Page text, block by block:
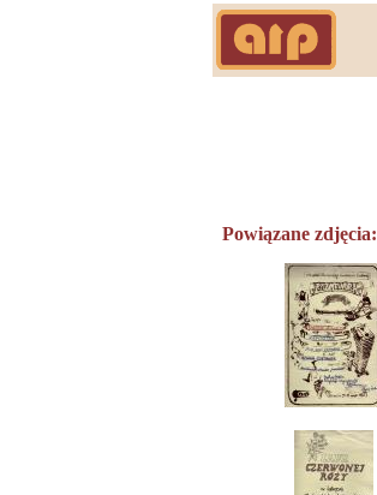
Powiązane zdjęcia: